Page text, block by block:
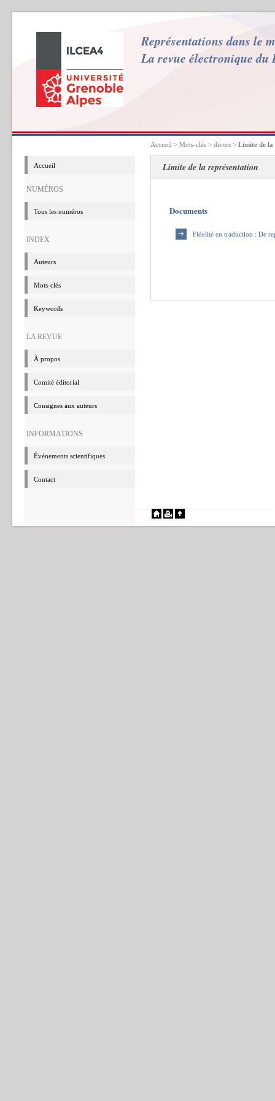
Représentations dans le
La revue électronique du
Accueil > Mots-clés > divers > Limite de la
Accueil
NUMÉROS
Tous les numéros
INDEX
Auteurs
Mots-clés
Keywords
LA REVUE
à propos
Comité éditorial
Consignes aux auteurs
INFORMATIONS
événements scientifiques
Contact
Limite de la représentation
Documents
Fidelité en traduction : De